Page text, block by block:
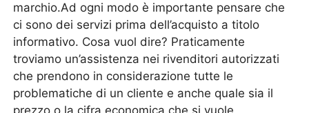
marchio.Ad ogni modo è importante pensare che
ci sono dei servizi prima dell’acquisto a titolo
informativo. Cosa vuol dire? Praticamente
troviamo un’assistenza nei rivenditori autorizzati
che prendono in considerazione tutte le
problematiche di un cliente e anche quale sia il
prezzo o la cifra economica che si vuole